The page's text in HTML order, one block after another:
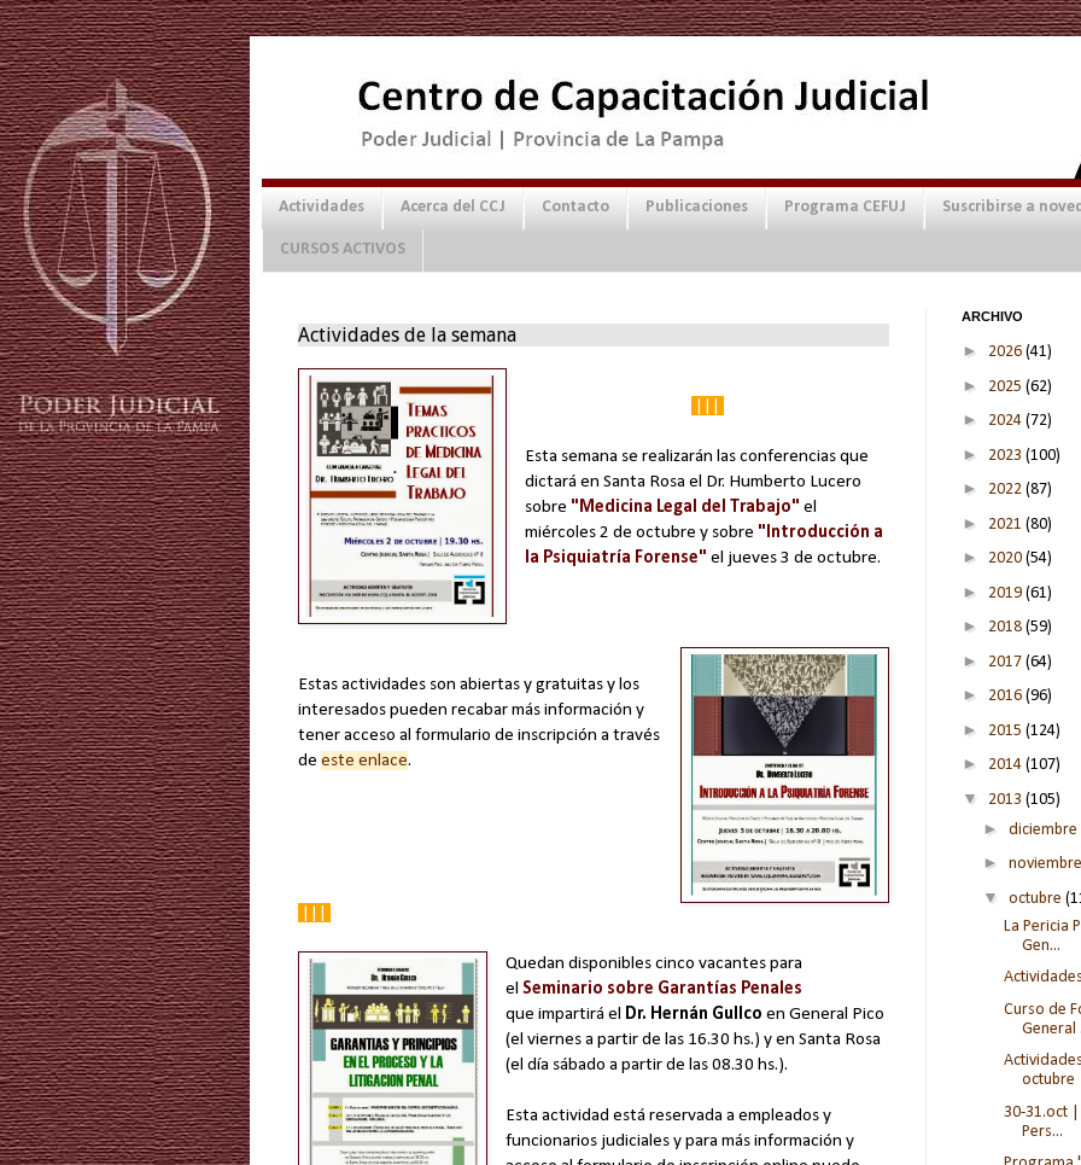
Actividades Acerca del CCJ Contacto Publicaciones Programa CEFUJ Suscribirse a
CURSOS ACTIVOS
Actividades de la semana
Esta semana se realizarán las conferencias que
dictará en Santa Rosa el Dr. Humberto Lucero
sobre "Medicina Legal del Trabajo" el
miércoles 2 de octubre y sobre "Introducción a
la Psiquiatría Forense" el jueves 3 de octubre.
Estas actividades son abiertas y gratuitas y los
interesados pueden recabar más información y
tener acceso al formulario de inscripción a través
de este enlace.
Quedan disponibles cinco vacantes para
elSeminario sobre Garantías Penales
que impartirá el Dr. Hernán Gullcoen General Pico
(el viernes a partir de las 16.30 hs.) y en Santa Rosa
(el día sábado a partir de las 08.30 hs.).
Esta actividad está reservada a empleados y
funcionarios judiciales y para más información y
ARCHIVO
► 2026 (41)
► 2025 (62)
► 2024 (72)
► 2023 (100)
► 2022 (87)
► 2021 (80)
► 2020 (54)
► 2019 (61)
► 2018 (59)
► 2017 (64)
► 2016 (96)
► 2015 (124)
► 2014 (107)
▼ 2013 (105)
► diciembre
►
▼ octubre
La Pericia
Gen...
Curso de
General
octubre
30-31.oct |
Pers...